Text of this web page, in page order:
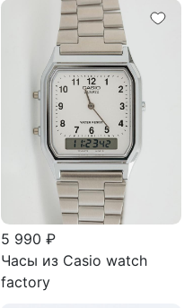
5 990 ₽
Часы из Casio watch
factory